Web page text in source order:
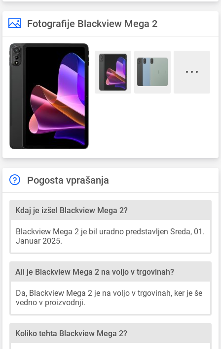
Fotografije Blackview Mega 2
Pogosta vprašanja
Kdaj je izšel Blackview Mega 2?
Blackview Mega 2 je bil uradno predstavljen Sreda, 01.
Januar 2025.
Ali je Blackview Mega 2 na voljo v trgovinah?
Da, Blackview Mega 2 je na voljo v trgovinah, ker je še
vedno v proizvodnji.
Koliko tehta Blackview Mega 2?